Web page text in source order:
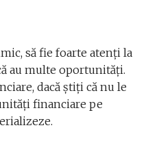
să fie foarte atenți la
au multe oportunități.
dacă știți că nu le
financiare pe